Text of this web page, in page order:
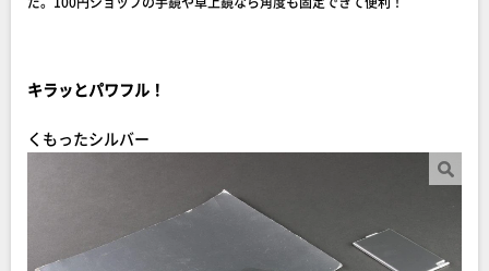
キラッとパワフル！
くもったシルバー